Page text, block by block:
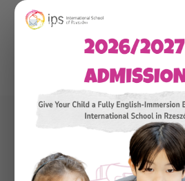
admissions-rzeszow@ipschool.pl